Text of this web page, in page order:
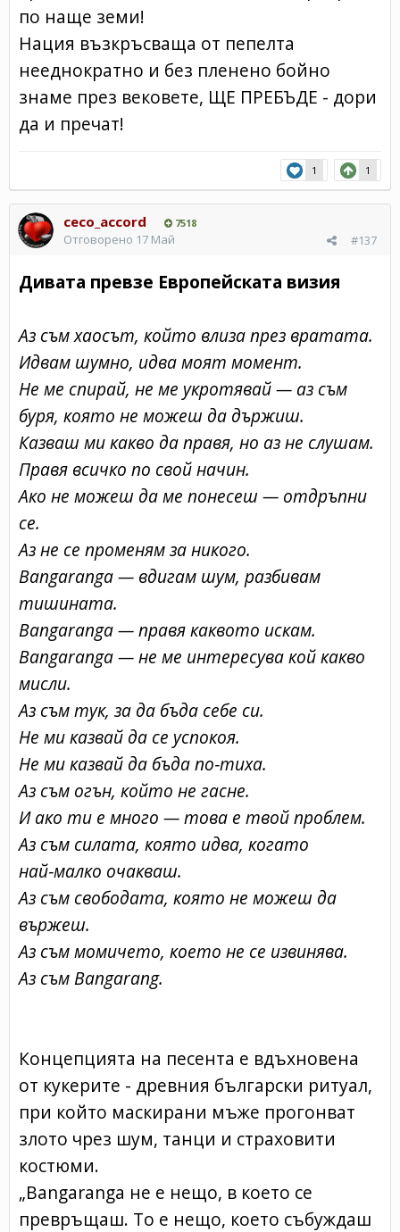
по наще земи!
Нация възкръсваща от пепелта
нееднократно и без пленено бойно
знаме през вековете, ЩЕ ПРЕБЪДЕ - дори
да и пречат!
1 1
ceco_accord 7518
#137
Отговорено 17 Май
Дивата превзе Европейската визия
Аз съм хаосът, който влиза през вратата.
Идвам шумно, идва моят момент.
Не ме спирай, не ме укротявай — аз съм
буря, която не можеш да държиш.
Казваш ми какво да правя, но аз не слушам.
Правя всичко по свой начин.
Ако не можеш да ме понесеш — отдръпни
се.
Аз не се променям за никого.
Bangarangа — вдигам шум, разбивам
тишината.
Bangarangа — правя каквото искам.
Bangarangа — не ме интересува кой какво
мисли.
Аз съм тук, за да бъда себе си.
Не ми казвай да се успокоя.
Не ми казвай да бъда по‑тиха.
Аз съм огън, който не гасне.
И ако ти е много — това е твой проблем.
Аз съм силата, която идва, когато
най‑малко очакваш.
Аз съм свободата, която не можеш да
вържеш.
Аз съм момичето, което не се извинява.
Аз съм Bangarang.
Концепцията на песента е вдъхновена
от кукерите - древния български ритуал,
при който маскирани мъже прогонват
злото чрез шум, танци и страховити
костюми.
„Bangaranga не е нещо, в което се
превръщаш. То е нещо, което събуждаш